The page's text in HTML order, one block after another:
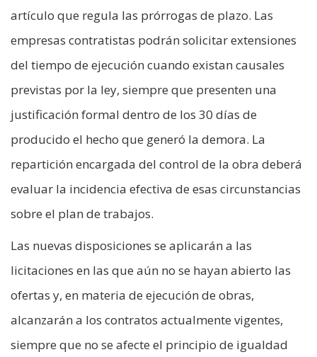
artículo que regula las prórrogas de plazo. Las
empresas contratistas podrán solicitar extensiones
del tiempo de ejecución cuando existan causales
previstas por la ley, siempre que presenten una
justificación formal dentro de los 30 días de
producido el hecho que generó la demora. La
repartición encargada del control de la obra deberá
evaluar la incidencia efectiva de esas circunstancias
sobre el plan de trabajos.
Las nuevas disposiciones se aplicarán a las
licitaciones en las que aún no se hayan abierto las
ofertas y, en materia de ejecución de obras,
alcanzarán a los contratos actualmente vigentes,
siempre que no se afecte el principio de igualdad